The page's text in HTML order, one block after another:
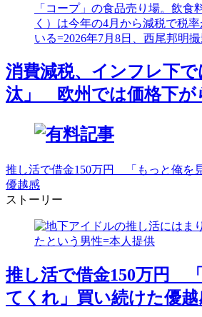
消費減税、インフレ下
汰」 欧州では価格下が
推し活で借金150万円 「もっと俺を
優越感
ストーリー
推し活で借金150万円
てくれ」買い続けた優越